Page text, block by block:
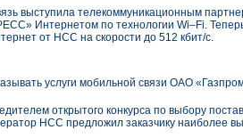
выступила телекоммуникационным
Интернетом по технологии Wi–Fi.
от НСС на скорости до 512 кбит/с.
услуги мобильной связи ОАО
открытого конкурса по выбору
НСС предложил заказчику наиболее